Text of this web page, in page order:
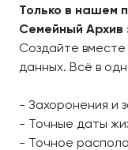
Только в нашем
Семейный Архив
Создайте вместе
данных. Всё в
- Захоронения и
- Точные даты
- Точное